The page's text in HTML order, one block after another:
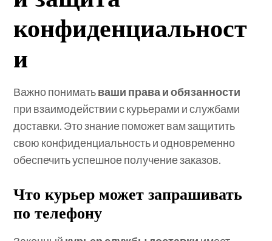
конфиденциальност
и
Важно пониматьваши права и обязанности
при взаимодействии с курьерами и службами
доставки. Это знание поможет вам защитить
свою конфиденциальность и одновременно
обеспечить успешное получение заказов.
Что курьер может запрашивать
по телефону